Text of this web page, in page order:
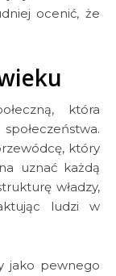
ocenić, że
która
który
uznać każdą
władzy,
ludzi w
jako pewnego